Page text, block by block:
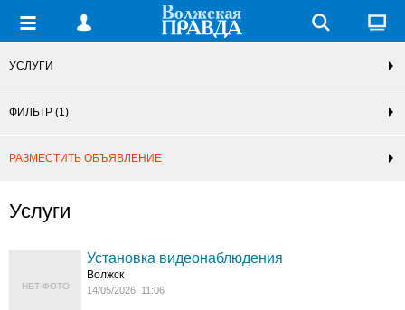
УСЛУГИ
ФИЛЬТР (1)
РАЗМЕСТИТЬ ОБЪЯВЛЕНИЕ
Услуги
НЕТ ФОТО
Установка видеонаблюдения
Волжск
14/05/2026, 11:06